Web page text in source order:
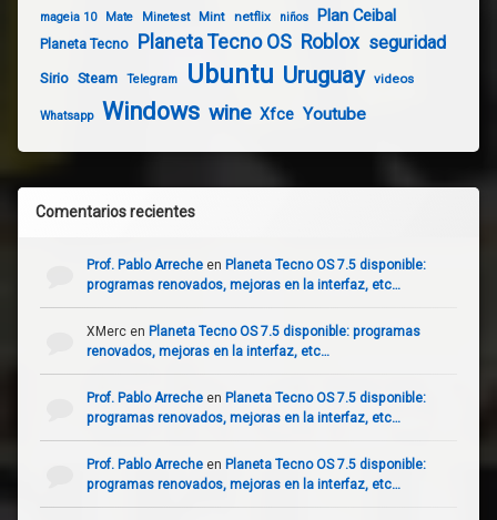
mageia 10 Mate Minetest Mint netflix niños Plan Ceibal
Planeta Tecno Planeta Tecno OS Roblox seguridad
Sirio Steam Telegram Ubuntu Uruguay videos
Whatsapp Windows wine Xfce Youtube
Comentarios recientes
Prof. Pablo Arrecheen Planeta Tecno OS 7.5 disponible:
programas renovados, mejoras en la interfaz, etc…
XMercen Planeta Tecno OS 7.5 disponible: programas
renovados, mejoras en la interfaz, etc…
Prof. Pablo Arrecheen Planeta Tecno OS 7.5 disponible:
programas renovados, mejoras en la interfaz, etc…
Prof. Pablo Arrecheen Planeta Tecno OS 7.5 disponible:
programas renovados, mejoras en la interfaz, etc…